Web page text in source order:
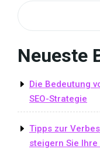
Neueste
Die Bedeutung
SEO-Strategie
Tipps zur
steigern Sie